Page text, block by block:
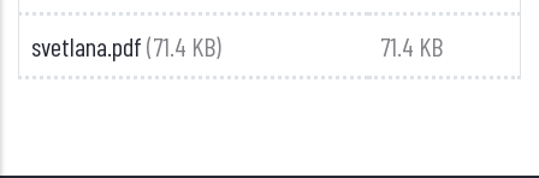
svetlana.pdf(71.4 KB) 71.4 KB